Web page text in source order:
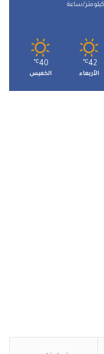
42
℃
الأربعاء
40
℃
الخميس